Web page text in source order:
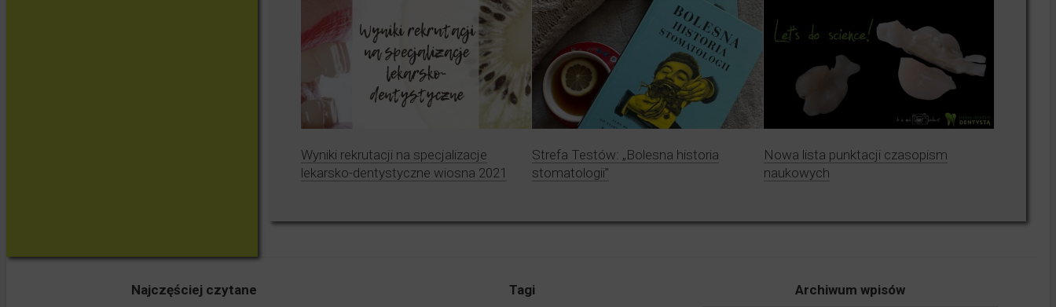
Wyniki rekrutacji na specjalizacje
lekarsko-dentystyczne wiosna 2021
Strefa Testów: „Bolesna historia
stomatologii”
Nowa lista punktacji czasopism
naukowych
Najczęściej czytane Tagi Archiwum wpisów